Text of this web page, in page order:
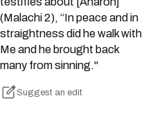
(Malachi 2), “In peace and in
straightness did he walk with
Me and he brought back
many from sinning."
Suggest an edit